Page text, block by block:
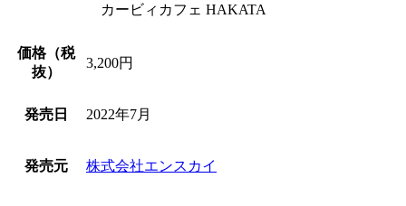
カービィカフェ HAKATA
価格（税
抜）
3,200円
発売日 2022年7月
発売元 株式会社エンスカイ